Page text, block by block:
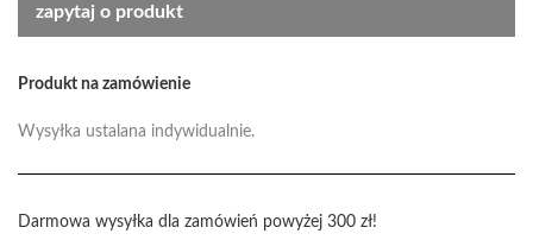
zapytaj o produkt
Produkt na zamówienie
Wysyłka ustalana indywidualnie.
Darmowa wysyłka dla zamówień powyżej 300 zł!